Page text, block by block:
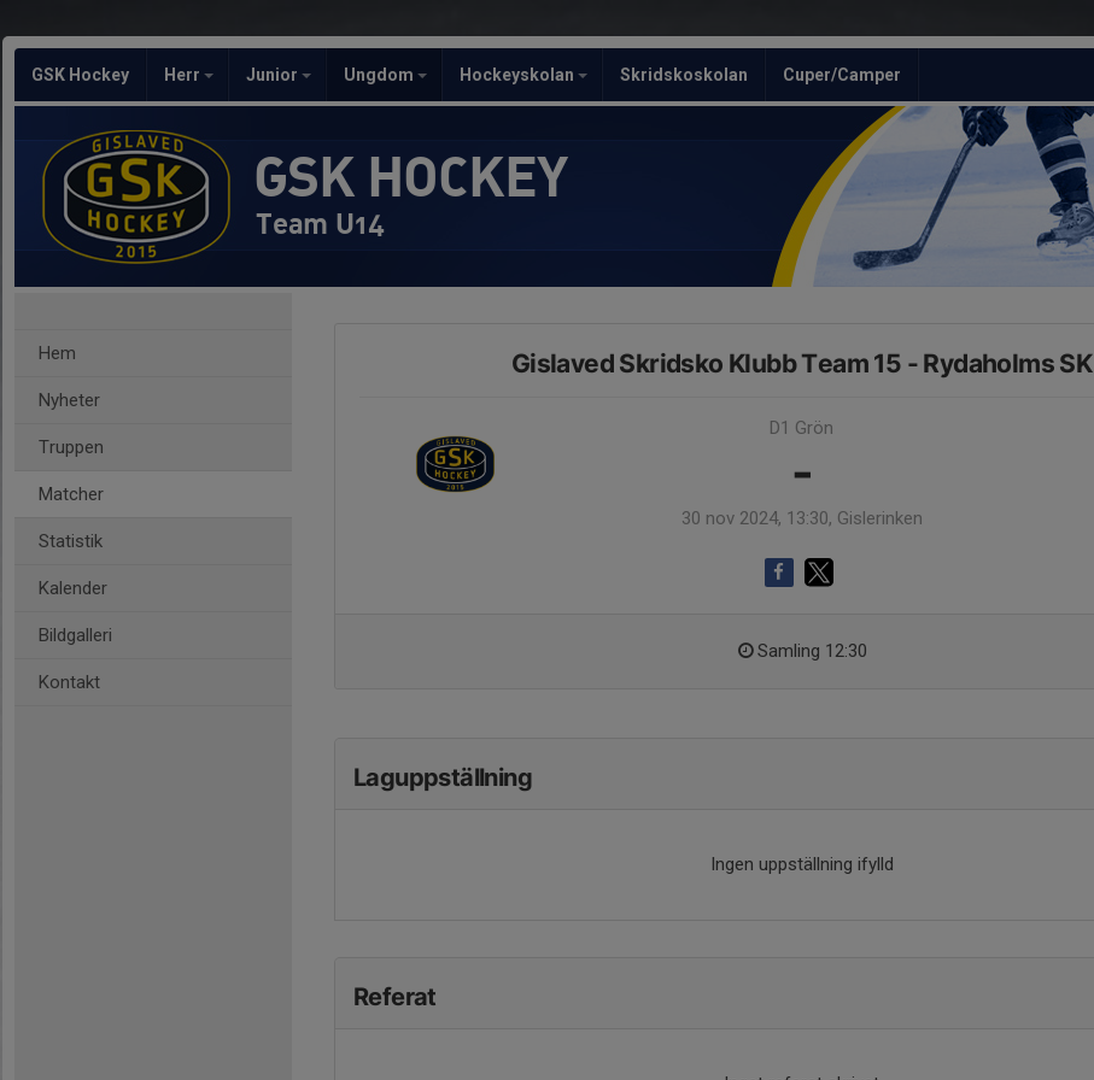
GSK Hockey Herr Junior Ungdom Hockeyskolan Skridskoskolan Cuper/Camper
GSK HOCKEY
Team U14
Hem
Nyheter
Truppen
Matcher
Statistik
Kalender
Bildgalleri
Kontakt
Gislaved Skridsko Klubb Team 15 - Rydaholms SK
D1 Grön
-
30 nov 2024, 13:30, Gislerinken
Samling 12:30
Laguppställning
Ingen uppställning ifylld
Referat